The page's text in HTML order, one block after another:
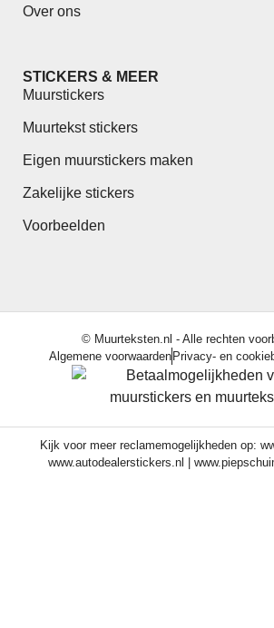
Over ons
STICKERS & MEER
Muurstickers
Muurtekst stickers
Eigen muurstickers maken
Zakelijke stickers
Voorbeelden
© Muurteksten.nl - Alle rechten
Algemene voorwaarden Privacy- en
Kijk voor meer reclamemogelijkheden op:
www.autodealerstickers.nl